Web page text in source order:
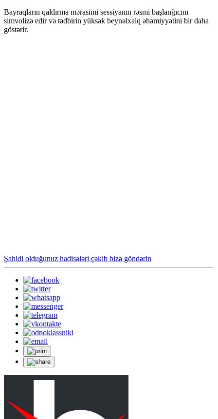
Bayraqların qaldırma mərasimi sessiyanın rəsmi başlanğıcını
simvolizə edir və tədbirin yüksək beynəlxalq əhəmiyyətini bir daha
göstərir.
Şahidi olduğunuz hadisələri çəkib bizə göndərin